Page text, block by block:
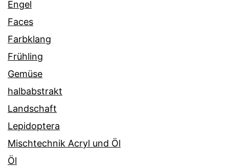
Engel
Faces
Farbklang
Frühling
Gemüse
halbabstrakt
Landschaft
Lepidoptera
Mischtechnik Acryl und Öl
Öl